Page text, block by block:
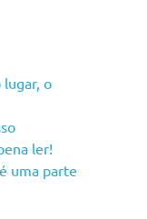
o
ler!
uma parte